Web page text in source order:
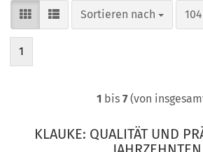
Sortieren nach
Sortieren nach
1
1 bis 7(von
KLAUKE: QUALITÄT UND